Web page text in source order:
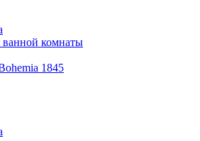
ванной комнаты
1845